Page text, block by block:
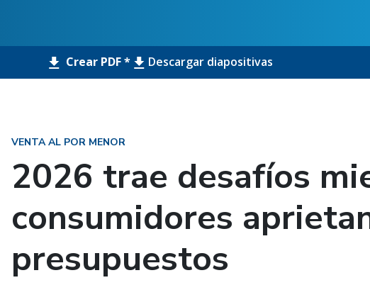
Crear PDF * Descargar diapositivas
VENTA AL POR MENOR
2026 trae desafíos
consumidores
presupuestos